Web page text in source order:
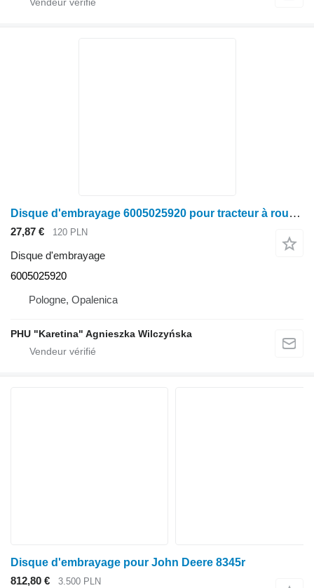
Disque d'embrayage 6005025920 pour tracteur à roues Claas Ares 696
27,87 € 120 PLN
Disque d'embrayage
6005025920
Pologne, Opalenica
PHU "Karetina" Agnieszka Wilczyńska
Disque d'embrayage pour John Deere 8345r
812,80 €
3.500 PLN